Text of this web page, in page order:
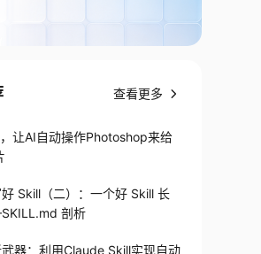
查看更多
让AI自动操作Photoshop来给
Skill（二）：一个好 Skill 长
剖析
器：利用Claude Skill实现自动